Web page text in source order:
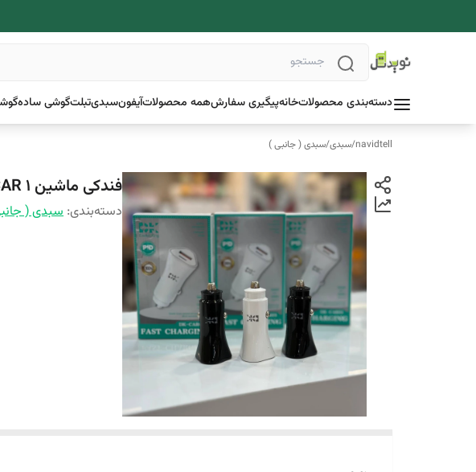
دسته‌بندی محصولاتخانهپیگیری سفارشهمه محصولاتآیفونسبدیتبلتگوشی ساده
navidtell
/سبدی/سبدی ( جانبی )
فندکی ماشین DK-CAR 1 ( حداقل سفارش 10 عدد)
دسته‌بندی: سبدی (